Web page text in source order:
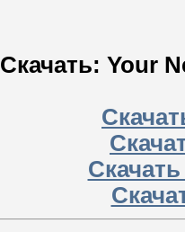
Скачать: Your